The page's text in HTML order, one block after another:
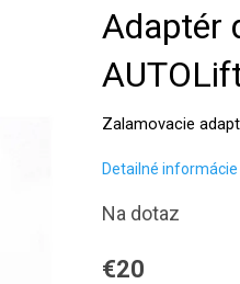
Adaptér
Zalamovacie
Detailné informácie
Na dotaz
€20